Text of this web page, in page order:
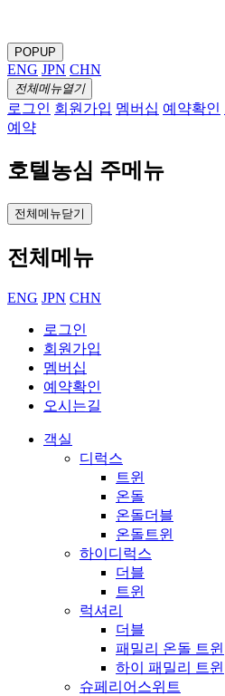
POPUP
ENG JPN CHN
전체메뉴열기
로그인 회원가입 멤버십 예약확인
예약
호텔농심 주메뉴
전체메뉴닫기
전체메뉴
ENG JPN CHN
로그인
회원가입
멤버십
예약확인
오시는길
객실
디럭스
트윈
온돌
온돌더블
온돌트윈
하이디럭스
더블
트윈
럭셔리
더블
패밀리 온돌 트윈
하이 패밀리 트윈
슈페리어스위트